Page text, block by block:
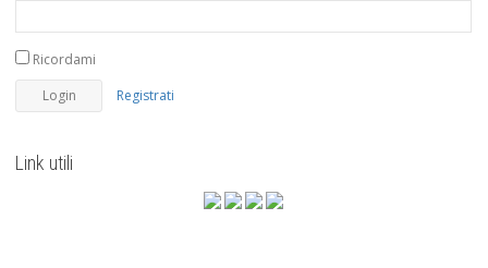
Ricordami
Registrati
Link utili